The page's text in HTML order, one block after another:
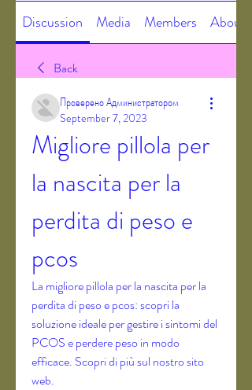
Discussion Media Members About
Back
Проверено Администратором
September 7, 2023
Migliore pillola per
la nascita per la
perdita di peso e
pcos
La migliore pillola per la nascita per la
perdita di peso e pcos: scopri la
soluzione ideale per gestire i sintomi del
PCOS e perdere peso in modo
efficace. Scopri di più sul nostro sito
web.